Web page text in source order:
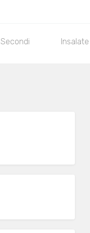
Secondi Insalate